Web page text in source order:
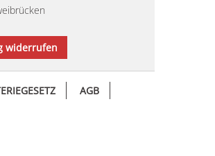
widerrufen
AGB